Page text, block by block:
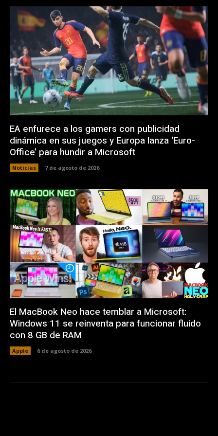
EA enfurece a los gamers con publicidad
dinámica en sus juegos y Europa lanza ‘Euro-
Office’ para hundir a Microsoft
Noticias 7 de agosto de 2026
El MacBook Neo hace temblar a Microsoft:
Windows 11 se reinventa para funcionar fluido
con 8 GB de RAM
Apple 6 de agosto de 2026